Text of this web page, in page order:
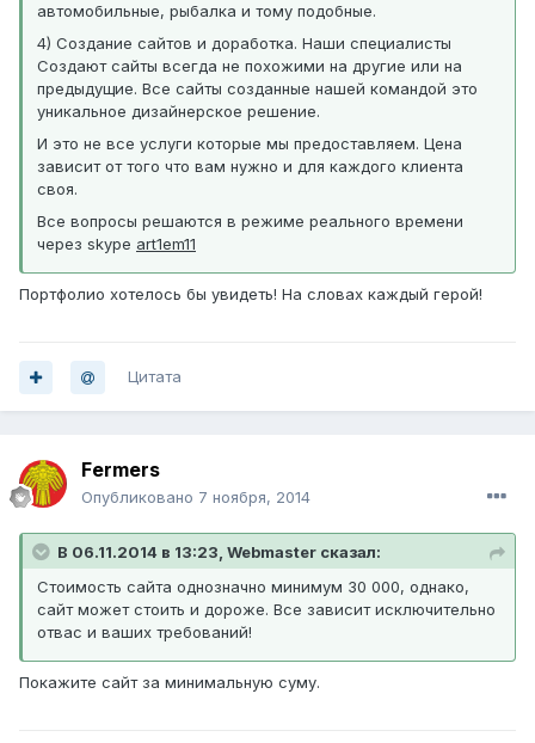
автомобильные, рыбалка и тому подобные.
4) Создание сайтов и доработка. Наши специалисты
Создают сайты всегда не похожими на другие или на
предыдущие. Все сайты созданные нашей командой это
уникальное дизайнерское решение.
И это не все услуги которые мы предоставляем. Цена
зависит от того что вам нужно и для каждого клиента
своя.
Все вопросы решаются в режиме реального времени
через skype art1em11
Портфолио хотелось бы увидеть! На словах каждый герой!
Цитата
Fermers
Опубликовано 7 ноября, 2014
В 06.11.2014 в 13:23, Webmaster сказал:
Стоимость сайта однозначно минимум 30 000, однако,
сайт может стоить и дороже. Все зависит исключительно
отвас и ваших требований!
Покажите сайт за минимальную суму.